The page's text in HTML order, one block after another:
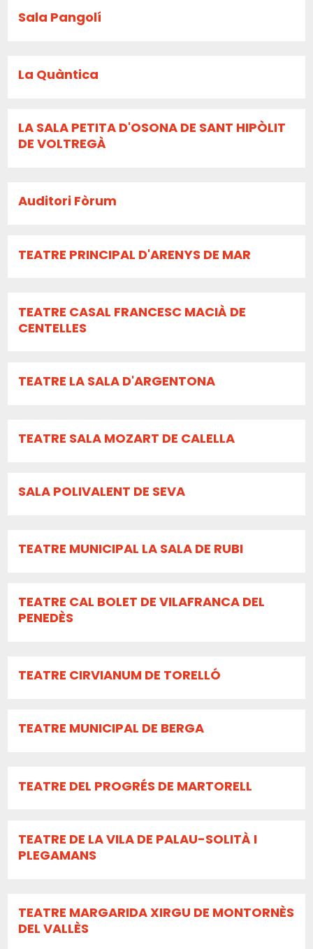
Sala Pangolí
La Quàntica
LA SALA PETITA D'OSONA DE SANT HIPÒLIT
DE VOLTREGÀ
Auditori Fòrum
TEATRE PRINCIPAL D'ARENYS DE MAR
TEATRE CASAL FRANCESC MACIÀ DE
CENTELLES
TEATRE LA SALA D'ARGENTONA
TEATRE SALA MOZART DE CALELLA
SALA POLIVALENT DE SEVA
TEATRE MUNICIPAL LA SALA DE RUBI
TEATRE CAL BOLET DE VILAFRANCA DEL
PENEDÈS
TEATRE CIRVIANUM DE TORELLÓ
TEATRE MUNICIPAL DE BERGA
TEATRE DEL PROGRÉS DE MARTORELL
TEATRE DE LA VILA DE PALAU-SOLITÀ I
PLEGAMANS
TEATRE MARGARIDA XIRGU DE MONTORNÈS
DEL VALLÈS